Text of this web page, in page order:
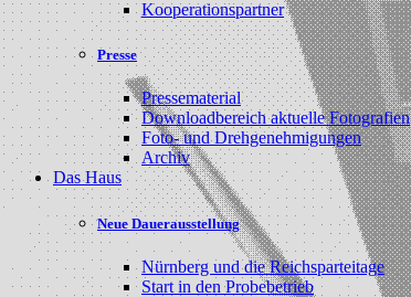
Kooperationspartner
Presse
Pressematerial
Downloadbereich aktuelle Fotografien
Foto- und Drehgenehmigungen
Archiv
Das Haus
Neue Dauerausstellung
Nürnberg und die Reichsparteitage
Start in den Probebetrieb